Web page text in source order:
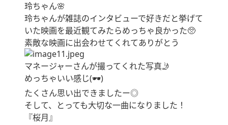
玲ちゃん🌸
玲ちゃんが雑誌のインタビューで好きだと挙げて
いた映画を最近観てみたらめっちゃ良かった🥺
素敵な映画に出会わせてくれてありがとう
マネージャーさんが撮ってくれた写真🤳
めっちゃいい感じ(🕶)
たくさん思い出できましたー◎
そして、とっても大切な一曲になりました！
『桜月』